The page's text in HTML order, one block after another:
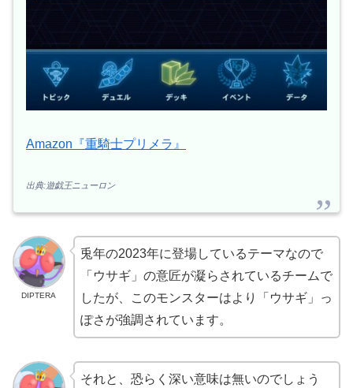
Amazon『重騎士プリメラ』
出典:遊戯王ニューロン
DIPTERA
兎年の2023年に登場しているテーマなので
「ウサギ」の意匠が凝らされているチームで
したが、このモンスターはより「ウサギ」っ
ぽさが強調されています。
それと、恐らく深い意味は無いのでしょう